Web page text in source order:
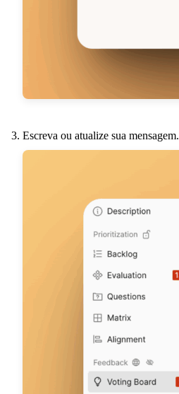
Escreva ou atualize sua mensagem.